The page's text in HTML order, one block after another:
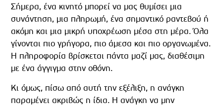
Σήμερα, ένα κινητό μπορεί να μας θυμίσει μια
συνάντηση, μια πληρωμή, ένα σημαντικό ραντεβού ή
ακόμη και μια μικρή υποχρέωση μέσα στη μέρα. Όλα
γίνονται πιο γρήγορα, πιο άμεσα και πιο οργανωμένα.
Η πληροφορία βρίσκεται πάντα μαζί μας, διαθέσιμη
με ένα άγγιγμα στην οθόνη.
Κι όμως, πίσω από αυτή την εξέλιξη, η ανάγκη
παραμένει ακριβώς η ίδια. Η ανάγκη να μην